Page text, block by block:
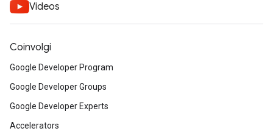
Videos
Coinvolgi
Google Developer Program
Google Developer Groups
Google Developer Experts
Accelerators